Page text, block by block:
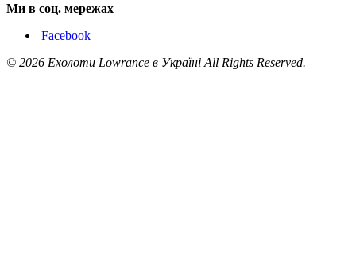
Ми в соц. мережах
Facebook
© 2026 Ехолоти Lowrance в Україні All Rights Reserved.